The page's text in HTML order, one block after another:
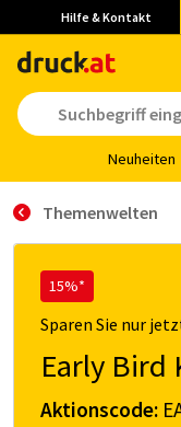
Hilfe & Kontakt
Neu­hei­ten
Themenwelten
15%*
Sparen Sie nur
Early Bird
Aktionscode: